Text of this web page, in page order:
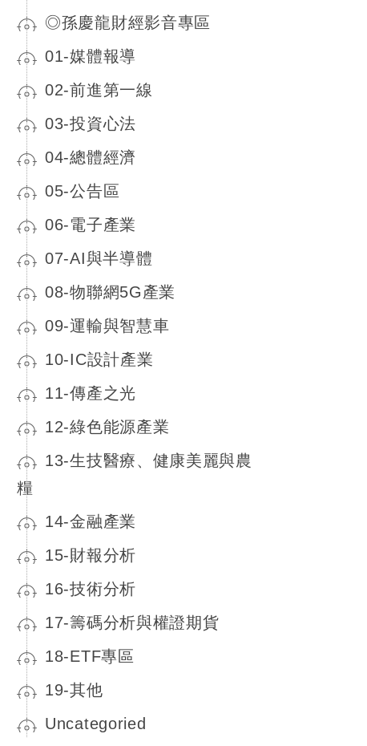
◎孫慶龍財經影音專區
01-媒體報導
02-前進第一線
03-投資心法
04-總體經濟
05-公告區
06-電子產業
07-AI與半導體
08-物聯網5G產業
09-運輸與智慧車
10-IC設計產業
11-傳產之光
12-綠色能源產業
13-生技醫療、健康美麗與農
糧
14-金融產業
15-財報分析
16-技術分析
17-籌碼分析與權證期貨
18-ETF專區
19-其他
Uncategoried